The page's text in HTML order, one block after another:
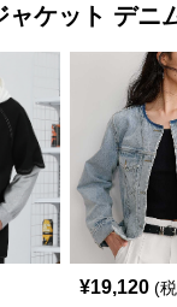
ャケット デニ
¥19,120 (